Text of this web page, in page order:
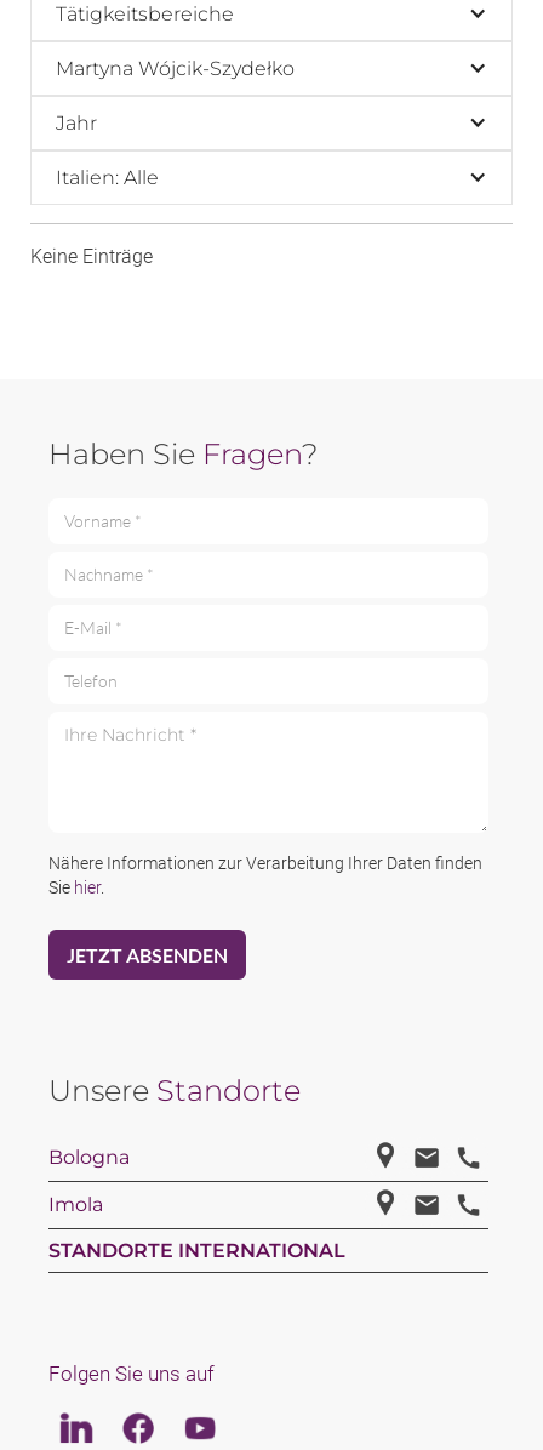
Tätigkeitsbereiche
Martyna Wójcik-Szydełko
Jahr
Italien: Alle
Keine Einträge
Haben Sie Fragen?
Nähere Informationen zur Verarbeitung Ihrer Daten finden
Sie hier.
Unsere Standorte
Bologna
Imola
STANDORTE INTERNATIONAL
Folgen Sie uns auf
LinkedinFacebookYoutube